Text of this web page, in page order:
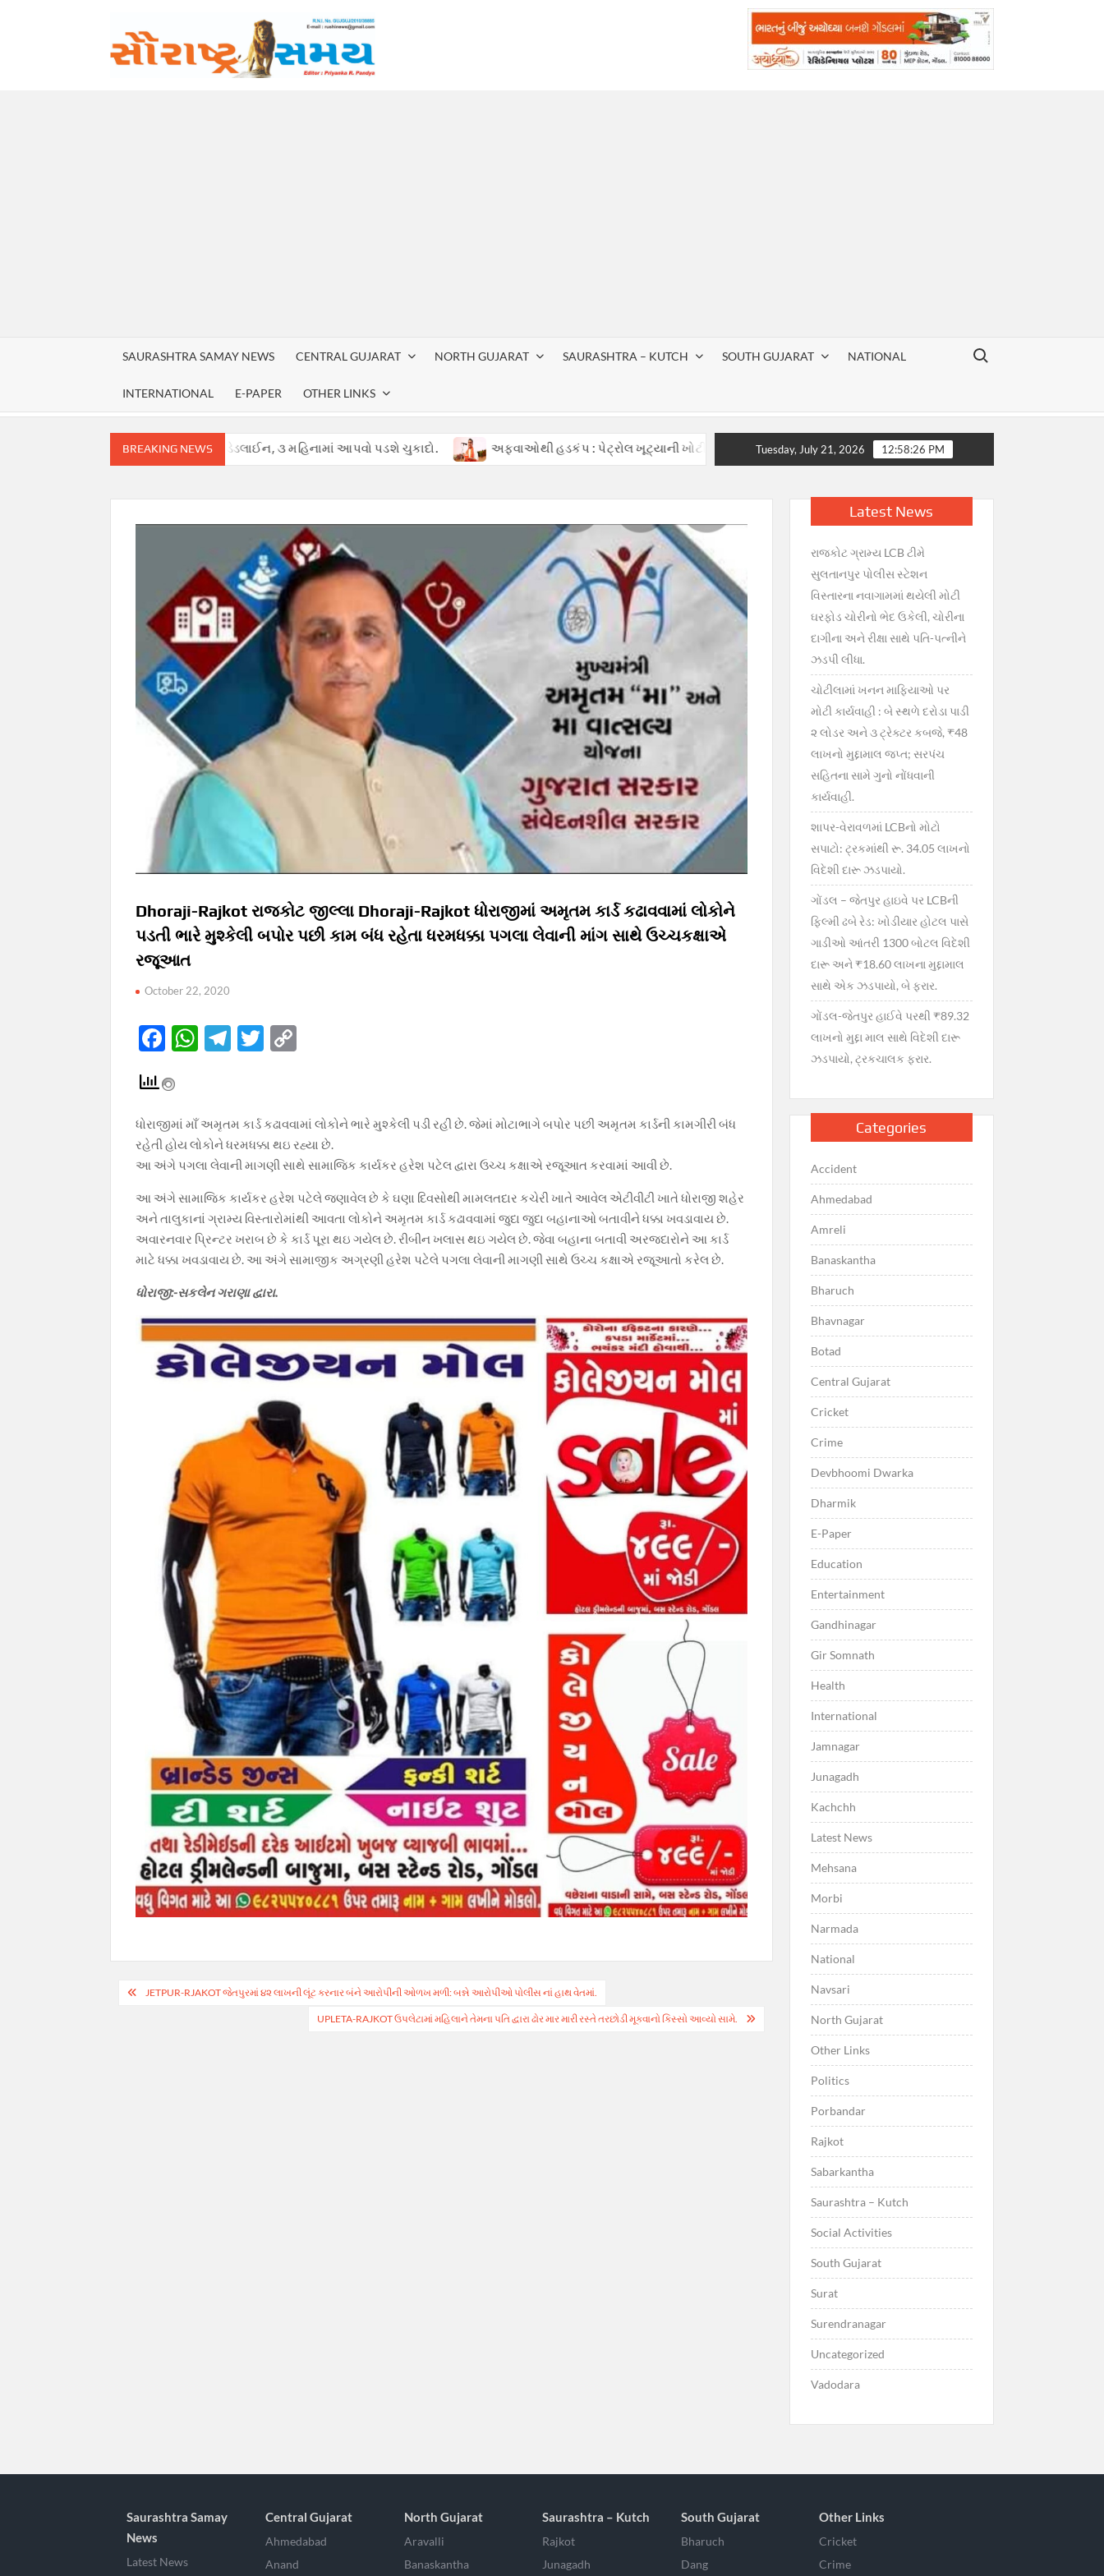
SAURASHTRA SAMAY NEWS CENTRAL GUJARAT NORTH GUJARAT SAURASHTRA – KUTCH SOUTH GUJARAT NATIONAL
INTERNATIONAL E-PAPER OTHER LINKS
Search for:
BREAKING NEWS
હાઈકોર્ટ માટે નક્કી કરી ડેડલાઈન, ૩ મહિનામાં આપવો પડશે ચુકાદો. અફવાઓથી હડકંપ : પેટ્રોલ ખૂટ્યાની ખોટી વાતોથી ગુજરાતમાં ગભરાટ, સરકારની તાત્કાલિક સ્પષ્ટતા : જથ્થો પૂરતો છે, અફવાઓથી દૂર
Tuesday, July 21, 2026 12:58:27 PM
Dhoraji-Rajkot રાજકોટ જીલ્લા Dhoraji-Rajkot ધોરાજીમાં અમૃતમ કાર્ડ કઢાવવામાં લોકોને
પડતી ભારે મુશ્કેલી બપોર પછી કામ બંધ રહેતા ધરમધક્કા પગલા લેવાની માંગ સાથે ઉચ્ચકક્ષાએ
રજૂઆત
October 22, 2020
F
e
b
o
o
k
W
s
A
p
p
T
gr
a
m
T
er y
Li
n
k
ધોરાજીમાં માઁ અમૃતમ કાર્ડ કઢાવવામાં લોકોને ભારે મુશ્કેલી પડી રહી છે. જેમાં મોટાભાગે બપોર પછી અમૃતમ કાર્ડની કામગીરી બંધ
રહેતી હોય લોકોને ધરમધક્કા થઇ રહ્યા છે.
આ અંગે પગલા લેવાની માગણી સાથે સામાજિક કાર્યકર હરેશ પટેલ દ્વારા ઉચ્ચ કક્ષાએ રજૂઆત કરવામાં આવી છે.
આ અંગે સામાજિક કાર્યકર હરેશ પટેલે જણાવેલ છે કે ઘણા દિવસોથી મામલતદાર કચેરી ખાતે આવેલ એટીવીટી ખાતે ધોરાજી શહેર
અને તાલુકાનાં ગ્રામ્ય વિસ્તારોમાંથી આવતા લોકોને અમૃતમ કાર્ડ કઢાવવામાં જુદા જુદા બહાનાઓ બતાવીને ધક્કા ખવડાવાય છે.
અવારનવાર પ્રિન્ટર ખરાબ છે કે કાર્ડ પૂરા થઇ ગયેલ છે. રીબીન ખલાસ થઇ ગયેલ છે. જેવા બહાના બતાવી અરજદારોને આ કાર્ડ
માટે ધક્કા ખવડાવાય છે. આ અંગે સામાજીક અગ્રણી હરેશ પટેલે પગલા લેવાની માગણી સાથે ઉચ્ચ કક્ષાએ રજૂઆતો કરેલ છે.
ધોરાજી:-સકલેન ગરાણા દ્વારા.
PostJETPUR-RJAKOT જેતપુરમાં ૪૨ લાખની લૂંટ કરનાર બંને આરોપીની ઓળખ મળી: બન્ને આરોપીઓ પોલીસ નાં હાથ વેતમાં.
UPLETA-RAJKOT ઉપલેટામાં મહિલાને તેમના પતિ દ્વારા ઢોર માર મારી રસ્તે તરછોડી મૂકવાનો કિસ્સો આવ્યો સામે.
Latest News
રાજકોટ ગ્રામ્ય LCB ટીમે
સુલતાનપુર પોલીસ સ્ટેશન
વિસ્તારના નવાગામમાં થયેલી મોટી
ઘરફોડ ચોરીનો ભેદ ઉકેલી, ચોરીના
દાગીના અને રીક્ષા સાથે પતિ-પત્નીને
ઝડપી લીધા.
ચોટીલામાં ખનન માફિયાઓ પર
મોટી કાર્યવાહી : બે સ્થળે દરોડા પાડી
૨ લોડર અને ૩ ટ્રેક્ટર કબજે, ₹48
લાખનો મુદ્દામાલ જપ્ત; સરપંચ
સહિતના સામે ગુનો નોંધવાની
કાર્યવાહી.
શાપર-વેરાવળમાં LCBનો મોટો
સપાટો: ટ્રકમાંથી રૂ. 34.05 લાખનો
વિદેશી દારૂ ઝડપાયો.
ગોંડલ – જેતપુર હાઇવે પર LCBની
ફિલ્મી ઢબે રેડ: ખોડીયાર હોટલ પાસે
ગાડીઓ આંતરી 1300 બોટલ વિદેશી
દારૂ અને ₹18.60 લાખના મુદ્દામાલ
સાથે એક ઝડપાયો, બે ફરાર.
ગોંડલ-જેતપુર હાઈવે પરથી ₹89.32
લાખનો મુદ્દા માલ સાથે વિદેશી દારૂ
ઝડપાયો, ટ્રકચાલક ફરાર.
Categories
Accident
Ahmedabad
Amreli
Banaskantha
Bharuch
Bhavnagar
Botad
Central Gujarat
Cricket
Crime
Devbhoomi Dwarka
Dharmik
E-Paper
Education
Entertainment
Gandhinagar
Gir Somnath
Health
International
Jamnagar
Junagadh
Kachchh
Latest News
Mehsana
Morbi
Narmada
National
Navsari
North Gujarat
Other Links
Politics
Porbandar
Rajkot
Sabarkantha
Saurashtra – Kutch
Social Activities
South Gujarat
Surat
Surendranagar
Uncategorized
Vadodara
Saurashtra Samay
News
Latest News
Central Gujarat
Ahmedabad
Anand
North Gujarat
Aravalli
Banaskantha
Saurashtra – Kutch
Rajkot
Junagadh
South Gujarat
Bharuch
Dang
Other Links
Cricket
Crime